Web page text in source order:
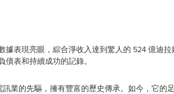
表現亮眼，綜合淨收入達到驚人的 524 億迪
表和持續成功的記錄。
業的先驅，擁有豐富的歷史傳承。如今，它的